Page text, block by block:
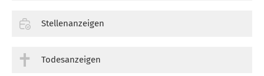
Stellenanzeigen
Todesanzeigen